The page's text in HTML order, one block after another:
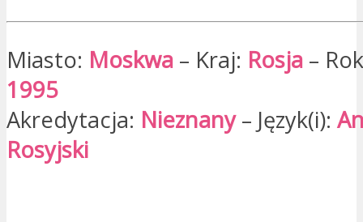
Miasto: Moskwa – Kraj: Rosja –
1995
Akredytacja: Nieznany– Język(i):
Rosyjski